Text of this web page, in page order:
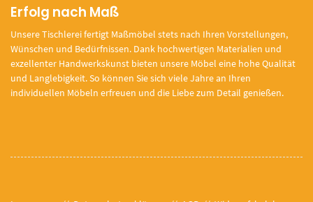
Erfolg nach Maß
Unsere Tischlerei fertigt Maßmöbel stets nach Ihren Vorstellungen,
Wünschen und Bedürfnissen. Dank hochwertigen Materialien und
exzellenter Handwerkskunst bieten unsere Möbel eine hohe Qualität
und Langlebigkeit. So können Sie sich viele Jahre an Ihren
individuellen Möbeln erfreuen und die Liebe zum Detail genießen.